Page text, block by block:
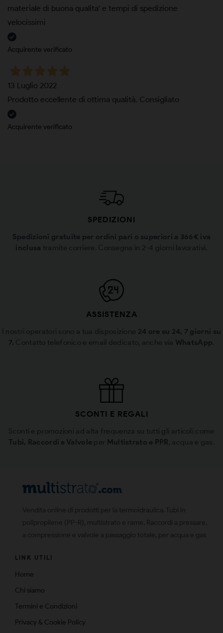
materiale di buona qualita' e tempi di spedizione
velocissimi
Acquirente verificato
13 Luglio 2022
Prodotto eccellente di ottima qualità. Consigliato
Acquirente verificato
SPEDIZIONI
Spedizioni gratuite per ordini pari o superiori a 366€ iva
inclusa tramite corriere. Consegna in 2-4 giorni lavorativi.
ASSISTENZA
I nostri operatori sono a tua disposizione 24 ore su 24, 7 giorni su
7. Contatto telefonico e email dedicato, anche via WhatsApp
SCONTI E REGALI
Sconti e promozioni ad alta frequenza su tutti gli articoli come
Tubi, Raccordi e Valvole per Multistrato e PPR , acqua e gas.
LINK UTILI
Home
Chi siamo
Termini e Condizioni
Privacy & Cookie Policy